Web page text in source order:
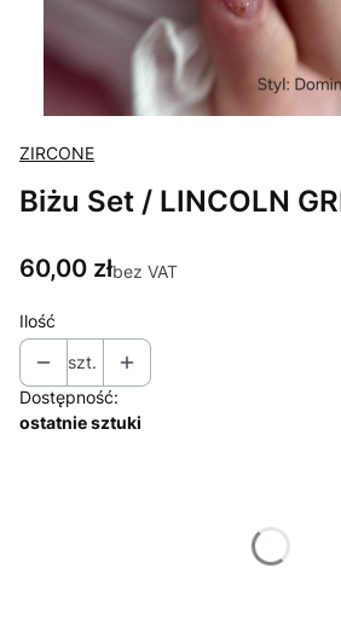
ZIRCONE
Biżu Set / LINCOLN
Cena
60,00 złbez VAT
Ilość
szt.
Dostępność:
ostatnie sztuki